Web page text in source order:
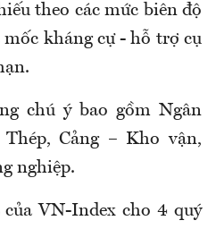
theo các mức biên độ
kháng cự - hỗ trợ cụ
chú ý bao gồm Ngân
Cảng – Kho vận,
nghiệp.
VN-Index cho 4 quý